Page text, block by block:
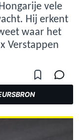
vele
Hij erkent
waar het
Verstappen